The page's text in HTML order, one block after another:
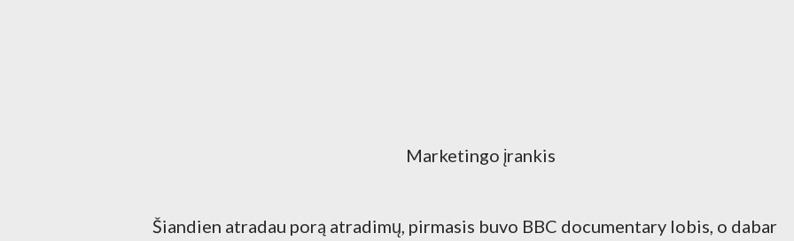
Marketingo įrankis
Šiandien atradau porą atradimų, pirmasis buvo BBC documentary lobis, o dabar